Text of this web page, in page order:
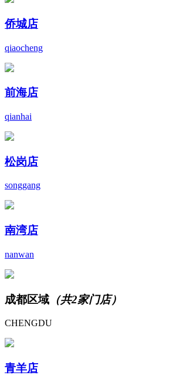
侨城店
qiaocheng
前海店
qianhai
松岗店
songgang
南湾店
nanwan
成都区域 （共2家门店）
CHENGDU
青羊店